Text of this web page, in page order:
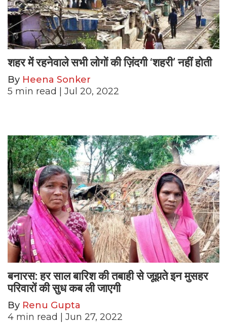
शहर में रहनेवाले सभी लोगों की ज़िंदगी ‘शहरी’ नहीं होती
By Heena Sonker
5 min read | Jul 20, 2022
बनारस: हर साल बारिश की तबाही से जूझते इन मुसहर
परिवारों की सुध कब ली जाएगी
By Renu Gupta
4 min read | Jun 27, 2022